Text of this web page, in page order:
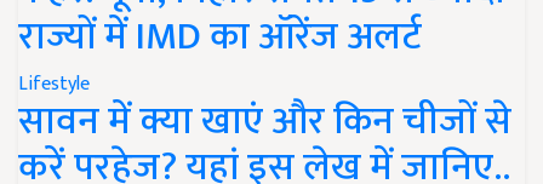
राज्यों में IMD का ऑरेंज अलर्ट
Lifestyle
सावन में क्या खाएं और किन चीजों से
करें परहेज? यहां इस लेख में जानिए..